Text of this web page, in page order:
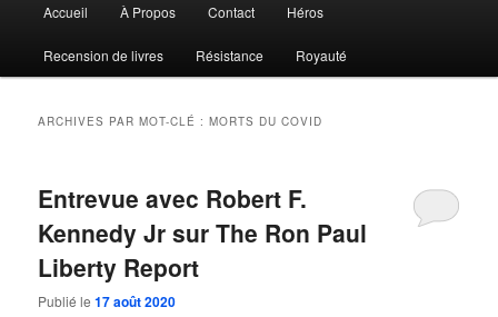
principal
Accueil À Propos Contact Héros
Recension de livres Résistance Royauté
ARCHIVES PAR MOT-CLÉ :MORTS DU COVID
Entrevue avec Robert F.
Kennedy Jr sur The Ron Paul
Liberty Report
Publié le17 août 2020